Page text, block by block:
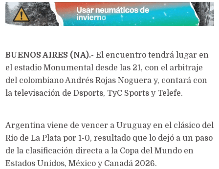
BUENOS AIRES (NA).- El encuentro tendrá lugar en
el estadio Monumental desde las 21, con el arbitraje
del colombiano Andrés Rojas Noguera y, contará con
la televisación de Dsports, TyC Sports y Telefe.
Argentina viene de vencer a Uruguay en el clásico del
Río de La Plata por 1-0, resultado que lo dejó a un paso
de la clasificación directa a la Copa del Mundo en
Estados Unidos, México y Canadá 2026.